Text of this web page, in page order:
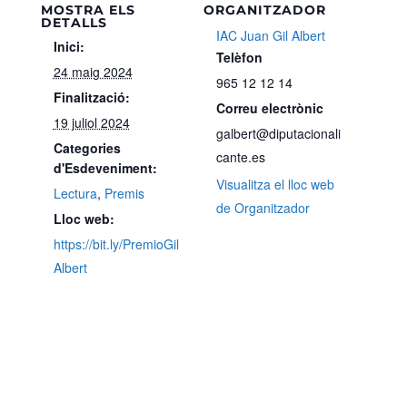
MOSTRA ELS
DETALLS
Inici:
24 maig 2024
Finalització:
19 juliol 2024
Categories
d'Esdeveniment:
Lectura, Premis
Lloc web:
https://bit.ly/PremioGil
Albert
ORGANITZADOR
IAC Juan Gil Albert
Telèfon
965 12 12 14
Correu electrònic
galbert@diputacionali
cante.es
Visualitza el lloc web
de Organitzador